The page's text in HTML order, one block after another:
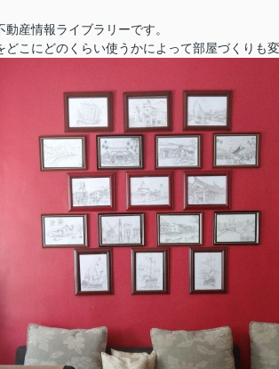
産情報ライブラリーです。
こにどのくらい使うかによって部屋づくりも変